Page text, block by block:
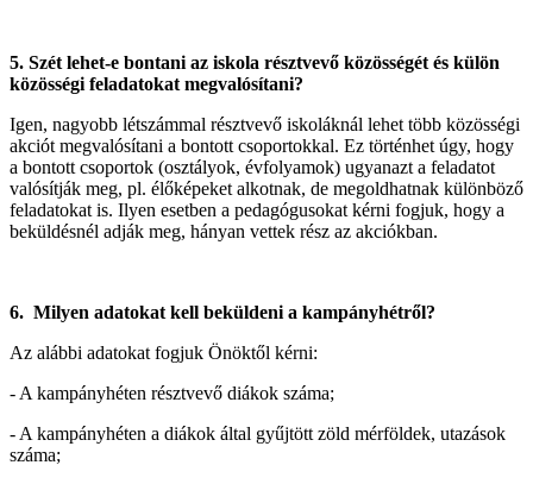
5. Szét lehet-e bontani az iskola résztvevő közösségét és külön
közösségi feladatokat megvalósítani?
Igen, nagyobb létszámmal résztvevő iskoláknál lehet több közösségi
akciót megvalósítani a bontott csoportokkal. Ez történhet úgy, hogy
a bontott csoportok (osztályok, évfolyamok) ugyanazt a feladatot
valósítják meg, pl. élőképeket alkotnak, de megoldhatnak különböző
feladatokat is. Ilyen esetben a pedagógusokat kérni fogjuk, hogy a
beküldésnél adják meg, hányan vettek rész az akciókban.
6. Milyen adatokat kell beküldeni a kampányhétről?
Az alábbi adatokat fogjuk Önöktől kérni:
- A kampányhéten résztvevő diákok száma;
- A kampányhéten a diákok által gyűjtött zöld mérföldek, utazások
száma;